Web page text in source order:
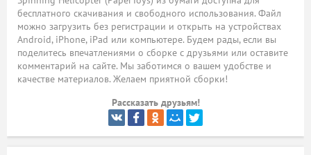
бесплатного скачивания и свободного использования. Файл
можно загрузить без регистрации и открыть на устройствах
Android, iPhone, iPad или компьютере. Будем рады, если вы
поделитесь впечатлениями о сборке с друзьями или оставите
комментарий на сайте. Мы заботимся о вашем удобстве и
качестве материалов. Желаем приятной сборки!
Рассказать друзьям!